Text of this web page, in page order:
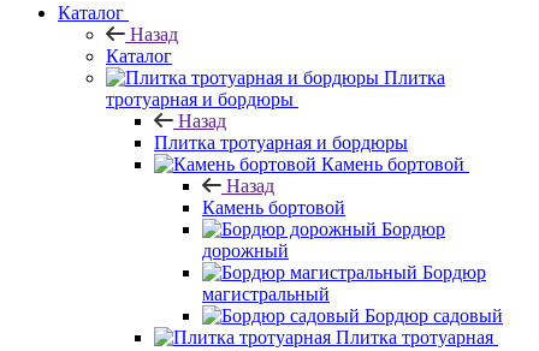
Каталог
Назад
Каталог
Плитка
тротуарная и бордюры
Назад
Плитка тротуарная и бордюры
Камень бортовой
Назад
Камень бортовой
Бордюр
дорожный
Бордюр
магистральный
Бордюр садовый
Плитка тротуарная